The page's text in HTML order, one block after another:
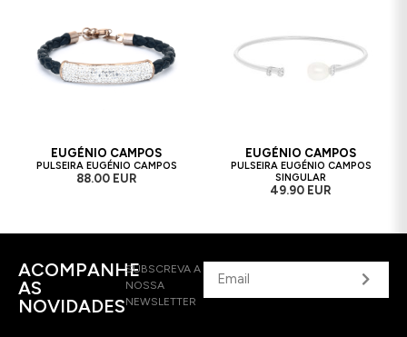
EUGÉNIO CAMPOS
PULSEIRA EUGÉNIO CAMPOS
88.00 EUR
EUGÉNIO CAMPOS
PULSEIRA EUGÉNIO CAMPOS
SINGULAR
49.90 EUR
ACOMPANHE
AS
NOVIDADES
SUBSCREVA A
NOSSA
NEWSLETTER